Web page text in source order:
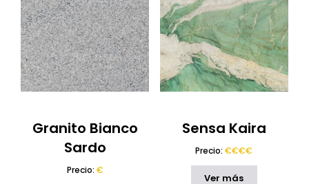
Granito Bianco
Sardo
Precio: €
Sensa Kaira
Precio:€€€€
Ver más